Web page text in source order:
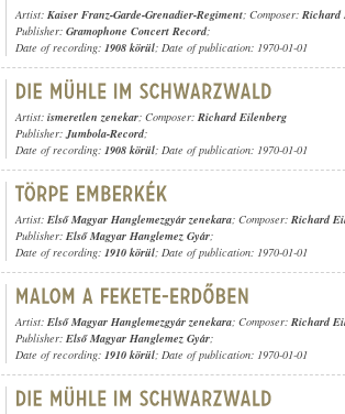
Artist: Kaiser Franz-Garde-Grenadier-Regiment; Composer: Richard
Publisher: Gramophone Concert Record;
Date of recording: 1908 körül; Date of publication: 1970-01-01
Artist: ismeretlen zenekar; Composer: Richard Eilenberg
Publisher:Jumbola-Record;
Date of recording: 1908 körül; Date of publication: 1970-01-01
Artist: Első Magyar Hanglemezgyár zenekara; Composer: Richard
Publisher: Első Magyar Hanglemez Gyár;
Date of recording: 1910 körül; Date of publication: 1970-01-01
Artist: Első Magyar Hanglemezgyár zenekara; Composer: Richard
Publisher: Első Magyar Hanglemez Gyár;
Date of recording: 1910 körül; Date of publication: 1970-01-01